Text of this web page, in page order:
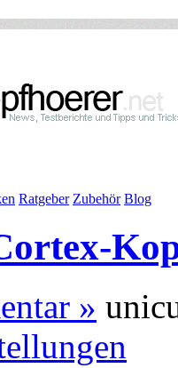
Ratgeber Zubehör Blog
»